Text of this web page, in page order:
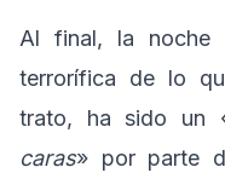
Al final, la noche
terrorífica de lo
trato, ha sido un
caras» por parte